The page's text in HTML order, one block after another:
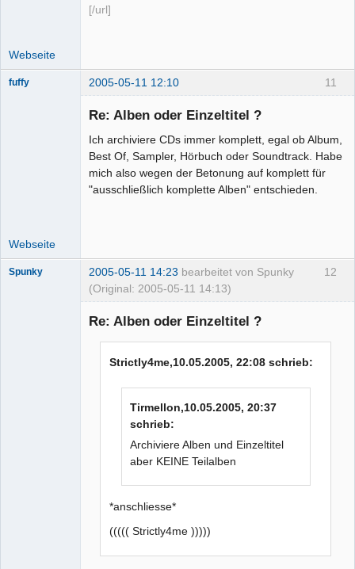
[/url]
Webseite
11
fuffy 2005-05-11 12:10
Re: Alben oder Einzeltitel ?
Ich archiviere CDs immer komplett, egal ob Album,
Best Of, Sampler, Hörbuch oder Soundtrack. Habe
mich also wegen der Betonung auf komplett für
"ausschließlich komplette Alben" entschieden.
Webseite
12
Spunky 2005-05-11 14:23 bearbeitet von Spunky
(Original: 2005-05-11 14:13)
Re: Alben oder Einzeltitel ?
Strictly4me,10.05.2005, 22:08 schrieb:
Tirmellon,10.05.2005, 20:37
schrieb:
Archiviere Alben und Einzeltitel
aber KEINE Teilalben
*anschliesse*
((((( Strictly4me )))))